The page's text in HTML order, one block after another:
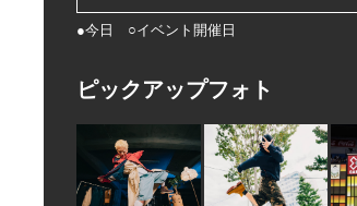
●今日 ○イベント開催日
ピックアップフォト